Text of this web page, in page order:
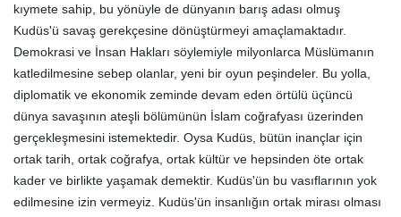
kıymete sahip, bu yönüyle de dünyanın barış adası olmuş
Kudüs'ü savaş gerekçesine dönüştürmeyi amaçlamaktadır.
Demokrasi ve İnsan Hakları söylemiyle milyonlarca Müslümanın
katledilmesine sebep olanlar, yeni bir oyun peşindeler. Bu yolla,
diplomatik ve ekonomik zeminde devam eden örtülü üçüncü
dünya savaşının ateşli bölümünün İslam coğrafyası üzerinden
gerçekleşmesini istemektedir. Oysa Kudüs, bütün inançlar için
ortak tarih, ortak coğrafya, ortak kültür ve hepsinden öte ortak
kader ve birlikte yaşamak demektir. Kudüs'ün bu vasıflarının yok
edilmesine izin vermeyiz. Kudüs'ün insanlığın ortak mirası olması